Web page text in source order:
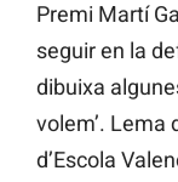
Premi Martí
seguir en la
dibuixa
volem’. Lema
d’Escola